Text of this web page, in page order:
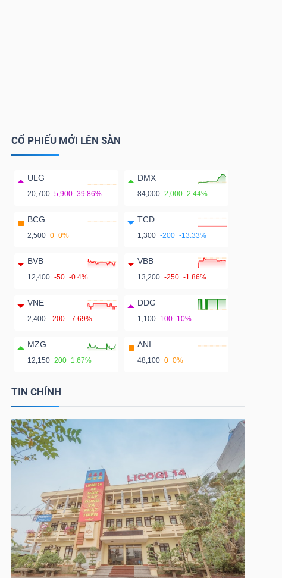
CỔ PHIẾU MỚI LÊN SÀN
ULG
20,700 5,900 39.86%
DMX
84,000 2,000 2.44%
BCG
2,500 0 0%
TCD
1,300 -200 -13.33%
BVB
12,400 -50 -0.4%
VBB
13,200 -250 -1.86%
VNE
2,400 -200 -7.69%
DDG
1,100 100 10%
MZG
12,150 200 1.67%
ANI
48,100 0 0%
TIN CHÍNH